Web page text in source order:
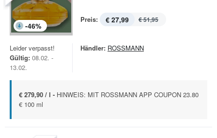
-46%
Preis: € 27,99 € 51,95
Leider verpasst!
Gültig: 08.02. -
13.02.
Händler: ROSSMANN
€ 279,90 / l - HINWEIS: MIT ROSSMANN APP COUPON 23.80
€ 100 ml